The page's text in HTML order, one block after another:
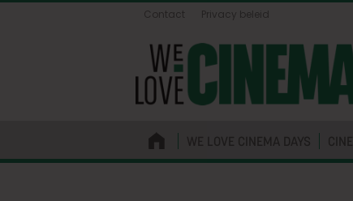
Contact Privacy beleid
WE LOVE CINEMA DAYS